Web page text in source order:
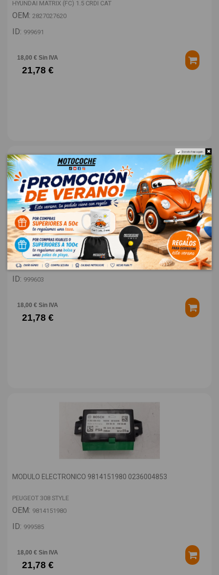
HYUNDAI MATRIX (FC) 1.5 CRDI CAT
OEM: 2827027620
ID: 999691
18,00 € Sin IVA
21,78 €
TAPA EXTERIOR COMBUSTIBLE 9677268980
PEUGEOT 308 STYLE
OEM:9677268980
ID: 999603
18,00 € Sin IVA
21,78 €
MODULO ELECTRONICO 9814151980 0236004853
PEUGEOT 308 STYLE
OEM: 9814151980
ID: 999585
18,00 € Sin IVA
21,78 €
Do not show again.